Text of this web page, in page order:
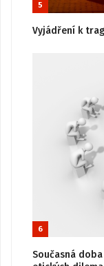
5
Vyjádření k
6
Současná